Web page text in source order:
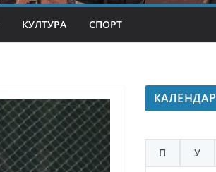
КУЛТУРА СПОРТ
КАЛЕНДАР
П
У